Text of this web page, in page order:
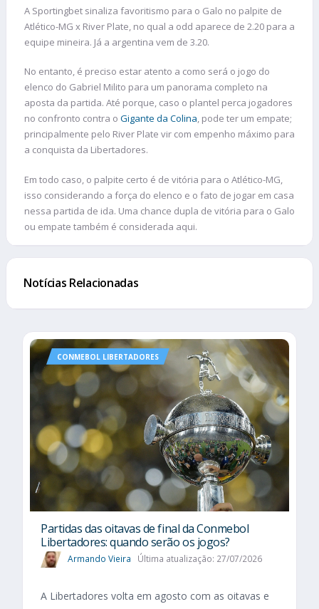
A Sportingbet sinaliza favoritismo para o Galo no palpite de
Atlético-MG x River Plate, no qual a odd aparece de 2.20 para a
equipe mineira. Já a argentina vem de 3.20.
No entanto, é preciso estar atento a como será o jogo do
elenco do Gabriel Milito para um panorama completo na
aposta da partida. Até porque, caso o plantel perca jogadores
no confronto contra o Gigante da Colina, pode ter um empate;
principalmente pelo River Plate vir com empenho máximo para
a conquista da Libertadores.
Em todo caso, o palpite certo é de vitória para o Atlético-MG,
isso considerando a força do elenco e o fato de jogar em casa
nessa partida de ida. Uma chance dupla de vitória para o Galo
ou empate também é considerada aqui.
Notícias Relacionadas
CONMEBOL LIBERTADORES
Partidas das oitavas de final da Conmebol
Libertadores: quando serão os jogos?
Armando Vieira Última atualização: 27/07/2026
A Libertadores volta em agosto com as oitavas e